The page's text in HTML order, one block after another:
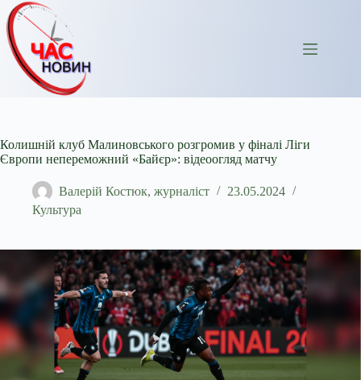
Перейти
до
вмісту
Колишній клуб Малиновського розгромив у фіналі Ліги
Європи непереможний «Байєр»: відеоогляд матчу
Валерій Костюк, журналіст
23.05.2024
Культура